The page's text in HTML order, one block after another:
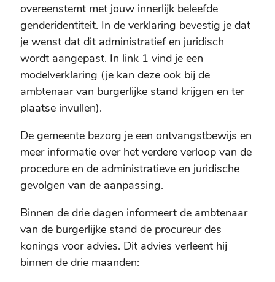
overeenstemt met jouw innerlijk beleefde
genderidentiteit. In de verklaring bevestig je dat
je wenst dat dit administratief en juridisch
wordt aangepast. In link 1 vind je een
modelverklaring (je kan deze ook bij de
ambtenaar van burgerlijke stand krijgen en ter
plaatse invullen).
De gemeente bezorg je een ontvangstbewijs en
meer informatie over het verdere verloop van de
procedure en de administratieve en juridische
gevolgen van de aanpassing.
Binnen de drie dagen informeert de ambtenaar
van de burgerlijke stand de procureur des
konings voor advies. Dit advies verleent hij
binnen de drie maanden: